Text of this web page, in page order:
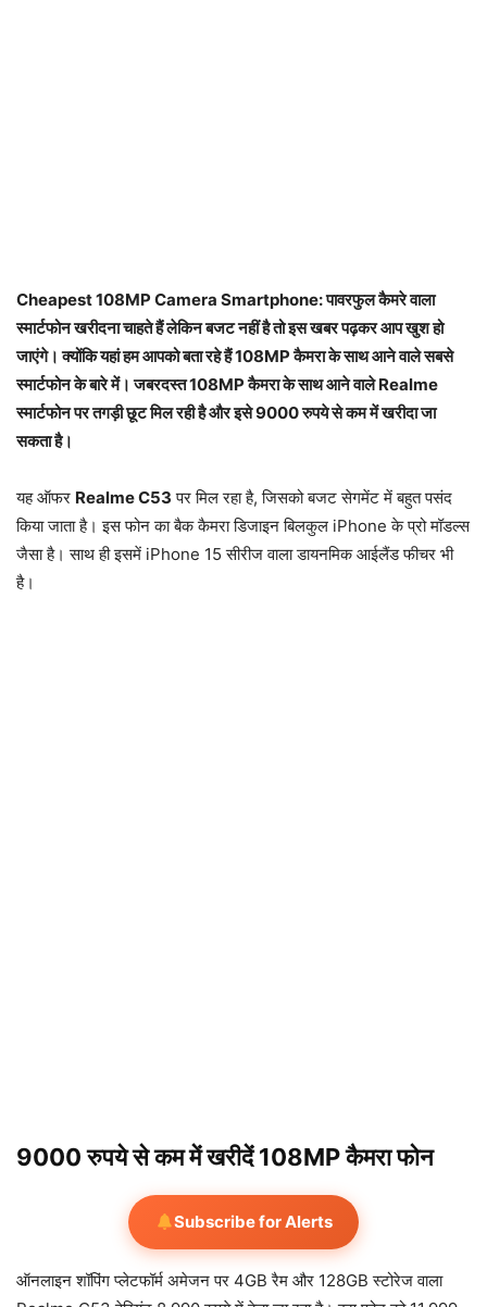
Cheapest 108MP Camera Smartphone: पावरफुल कैमरे वाला
स्मार्टफोन खरीदना चाहते हैं लेकिन बजट नहीं है तो इस खबर पढ़कर आप खुश हो
जाएंगे। क्योंकि यहां हम आपको बता रहे हैं 108MP कैमरा के साथ आने वाले सबसे
स्मार्टफोन के बारे में। जबरदस्त 108MP कैमरा के साथ आने वाले Realme
स्मार्टफोन पर तगड़ी छूट मिल रही है और इसे 9000 रुपये से कम में खरीदा जा
सकता है।
यह ऑफर Realme C53 पर मिल रहा है, जिसको बजट सेगमेंट में बहुत पसंद
किया जाता है। इस फोन का बैक कैमरा डिजाइन बिलकुल iPhone के प्रो मॉडल्स
जैसा है। साथ ही इसमें iPhone 15 सीरीज वाला डायनमिक आईलैंड फीचर भी
है।
9000 रुपये से कम में खरीदें 108MP कैमरा फोन
Subscribe for Alerts
ऑनलाइन शॉपिंग प्लेटफॉर्म अमेजन पर 4GB रैम और 128GB स्टोरेज वाला